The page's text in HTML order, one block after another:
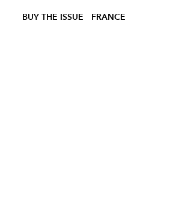
BUY THE ISSUE FRANCE